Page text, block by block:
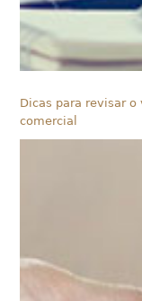
Dicas para revisar
comercial